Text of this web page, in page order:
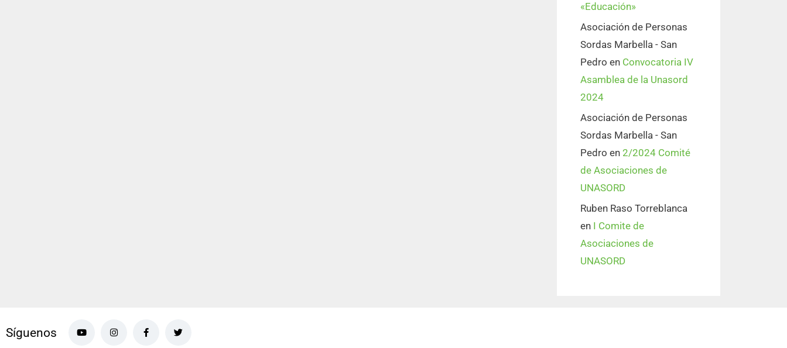
«Educación»
Asociación de Personas
Sordas Marbella - San
Pedro en Convocatoria IV
Asamblea de la Unasord
2024
Asociación de Personas
Sordas Marbella - San
Pedro en 2/2024 Comité
de Asociaciones de
UNASORD
Ruben Raso Torreblanca
en I Comite de
Asociaciones de
UNASORD
Síguenos